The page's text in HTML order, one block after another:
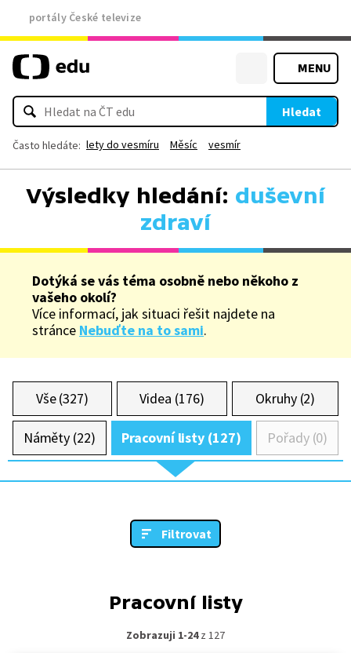
portály České televize
MENU
Hledat
Často hledáte: lety do vesmíru Měsíc vesmír
Výsledky hledání: duševní
zdraví
Dotýká se vás téma osobně nebo někoho z
vašeho okolí?
Více informací, jak situaci řešit najdete na
stránce Nebuďte na to sami.
Vše (327) Videa (176) Okruhy (2)
Náměty (22) Pracovní listy (127) Pořady (0)
Filtrovat
Pracovní listy
Zobrazuji 1-24z 127